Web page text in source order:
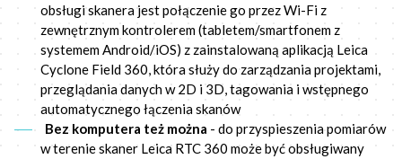
obsługi skanera jest połączenie go przez Wi-Fi z
zewnętrznym kontrolerem (tabletem/smartfonem z
systemem Android/iOS) z zainstalowaną aplikacją Leica
Cyclone Field 360, która służy do zarządzania projektami,
przeglądania danych w 2D i 3D, tagowania i wstępnego
automatycznego łączenia skanów
Bez komputera też można - do przyspieszenia pomiarów
w terenie skaner Leica RTC 360 może być obsługiwany